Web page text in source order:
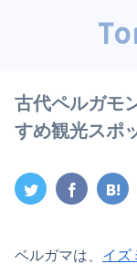
古代ペルガモ
すめ観光スポ
ベルガマは、 イズ